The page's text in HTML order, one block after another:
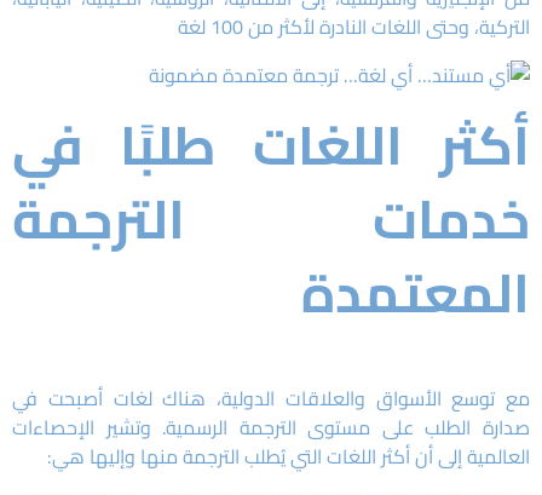
التركية، وحتى اللغات النادرة لأكثر من 100 لغة
أكثر اللغات طلبًا في
خدمات الترجمة
المعتمدة
مع توسع الأسواق والعلاقات الدولية، هناك لغات أصبحت في
صدارة الطلب على مستوى الترجمة الرسمية. وتشير الإحصاءات
العالمية إلى أن أكثر اللغات التي يُطلب الترجمة منها وإليها هي: